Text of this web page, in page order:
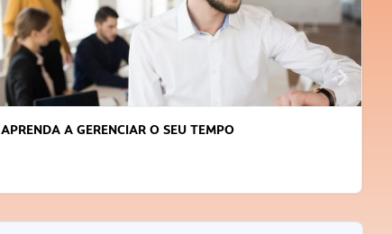
APRENDA A GERENCIAR O SEU TEMPO